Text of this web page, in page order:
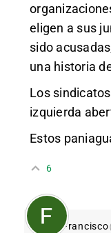
eligen a sus
sido
una historia
Los
izquierda
Estos
6
Francisco